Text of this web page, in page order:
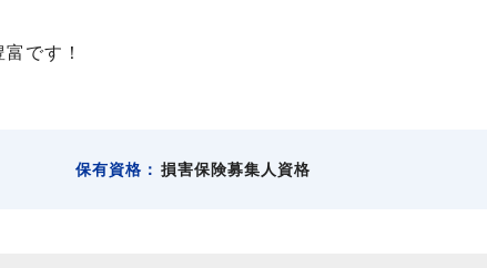
です！
保有資格： 損害保険募集人資格